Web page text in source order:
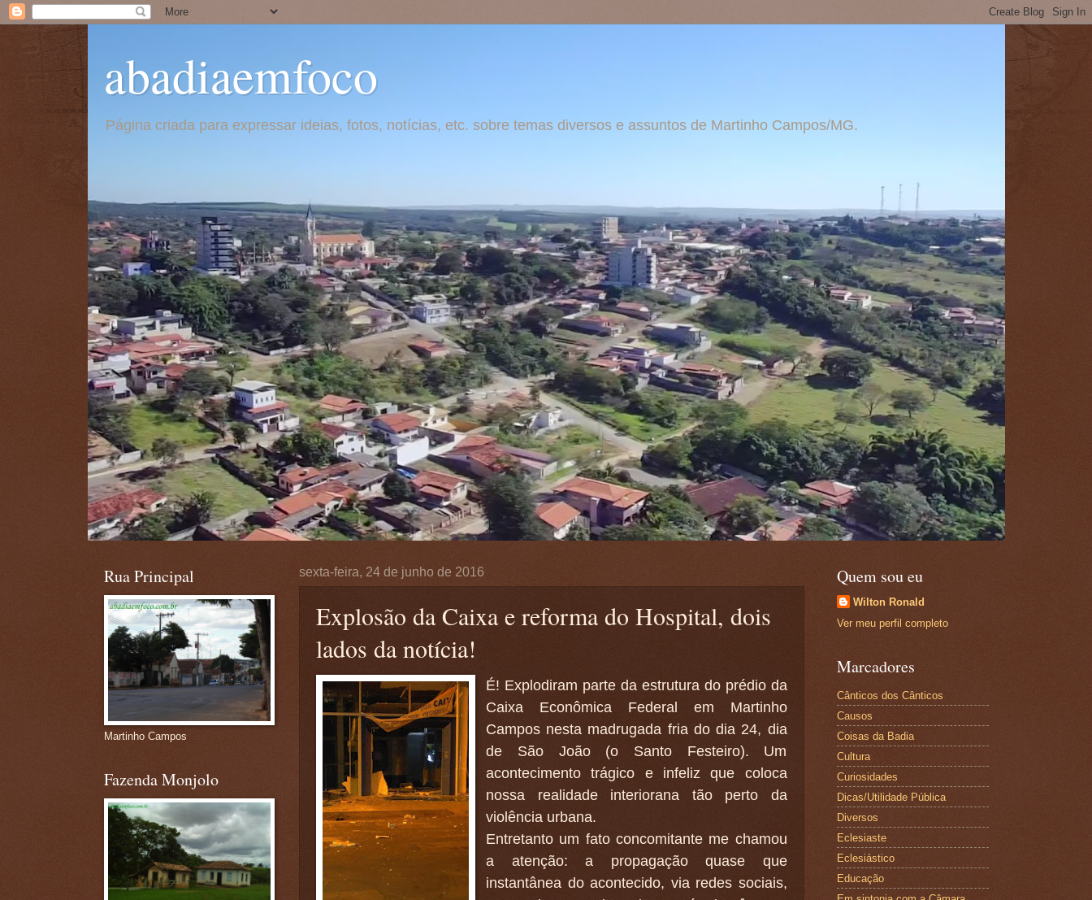
abadiaemfoco
Página criada para expressar ideias, fotos, notícias, etc. sobre temas diversos e assuntos de Martinho Campos/MG.
sexta-feira, 24 de junho de 2016
Explosão da Caixa e reforma do Hospital, dois
lados da notícia!
É! Explodiram parte da estrutura do prédio da
Caixa Econômica Federal em Martinho
Campos nesta madrugada fria do dia 24, dia
de São João (o Santo Festeiro). Um
acontecimento trágico e infeliz que coloca
nossa realidade interiorana tão perto da
violência urbana.
Entretanto um fato concomitante me chamou
a atenção: a propagação quase que
instantânea do acontecido, via redes sociais,
Rua Principal
Martinho Campos
Fazenda Monjolo
Quem sou eu
Wilton Ronald
Ver meu perfil completo
Marcadores
Cânticos dos Cânticos
Causos
Coisas da Badia
Cultura
Curiosidades
Dicas/Utilidade Pública
Diversos
Eclesiaste
Eclesiástico
Educação